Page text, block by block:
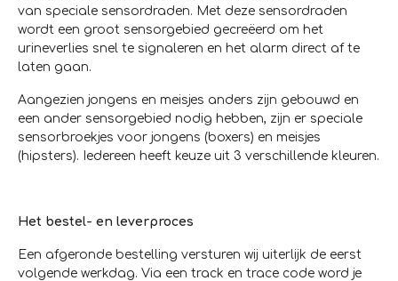
van speciale sensordraden. Met deze sensordraden
wordt een groot sensorgebied gecreëerd om het
urineverlies snel te signaleren en het alarm direct af te
laten gaan.
Aangezien jongens en meisjes anders zijn gebouwd en
een ander sensorgebied nodig hebben, zijn er speciale
sensorbroekjes voor jongens (boxers) en meisjes
(hipsters). Iedereen heeft keuze uit 3 verschillende kleuren.
Het bestel- en leverproces
Een afgeronde bestelling versturen wij uiterlijk de eerst
volgende werkdag. Via een track en trace code word je